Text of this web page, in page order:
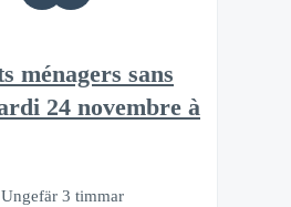
ménagers sans
24 novembre à
Ungefär 3 timmar